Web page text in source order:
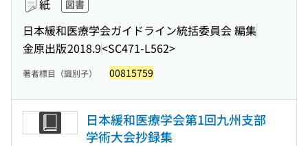
紙 図書
日本緩和医療学会ガイドライン統括委員会 編集
金原出版2018.9<SC471-L562>
著者標目（識別子） 00815759
日本緩和医療学会第1回九州支部
学術大会抄録集